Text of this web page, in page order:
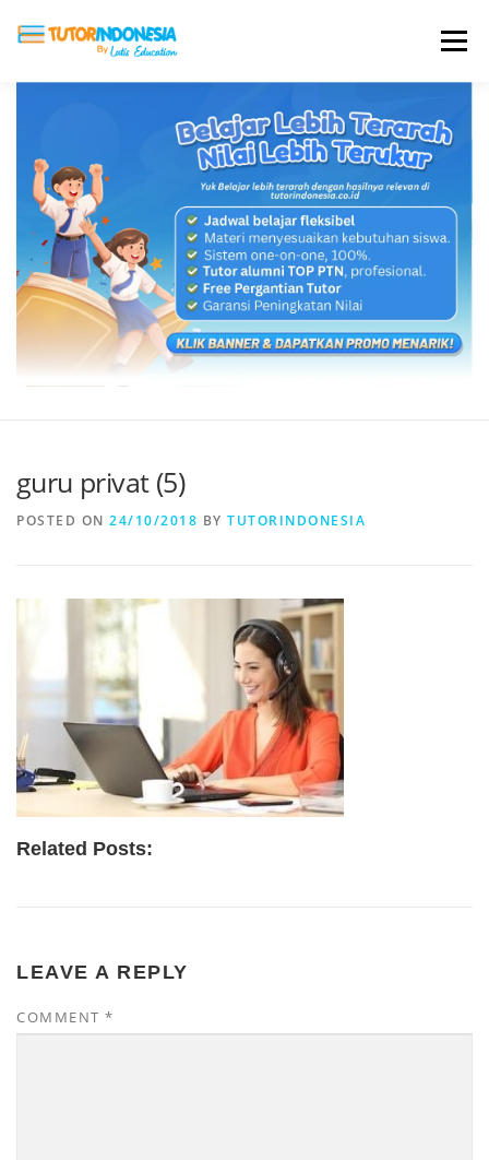
Menu
ABOUT US JADI PENGAJAR
BIAYA LES TESTIMONI PROFIL ALUMNI
BLOG DAFTAR SEKOLAH
guru privat (5)
POSTED ON 24/10/2018 BY TUTORINDONESIA
Related Posts:
LEAVE A REPLY
COMMENT *